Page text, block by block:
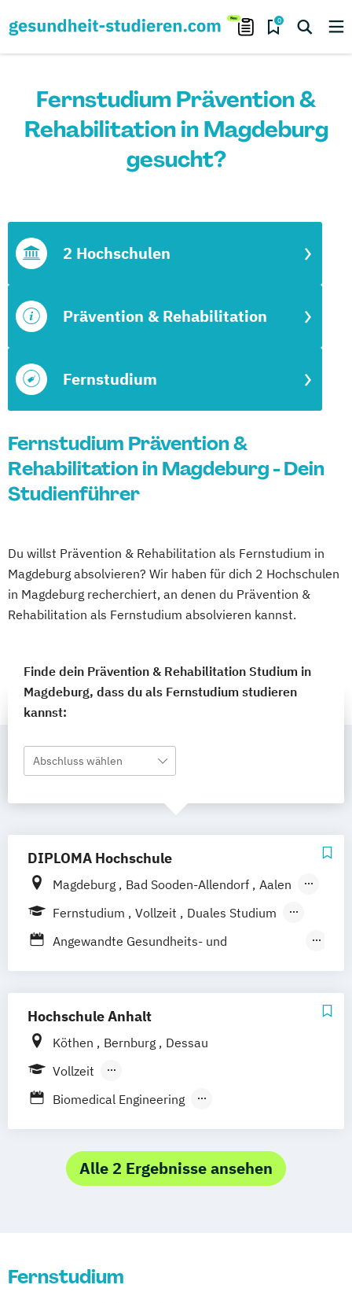
0
Fernstudium Prävention &
Rehabilitation in Magdeburg
gesucht?
Fernstudium
Prävention & Rehabilitation
2 Hochschulen
Fernstudium Prävention &
Rehabilitation in Magdeburg - Dein
Studienführer
Du willst Prävention & Rehabilitation als Fernstudium in
Magdeburg absolvieren? Wir haben für dich 2 Hochschulen
in Magdeburg recherchiert, an denen du Prävention &
Rehabilitation als Fernstudium absolvieren kannst.
Finde dein Prävention & Rehabilitation Studium in
Magdeburg, dass du als Fernstudium studieren
kannst:
Abschluss wählen
DIPLOMA Hochschule
Magdeburg Bad Sooden-Allendorf
Aalen
Baden-Baden
Berlin
Bonn
Heilbronn Kassel Leipzig
Mannheim
München Bochum Kaiserslautern
Wiesbaden Regenstauf Dresden
Hoyerswerda Ostfildern
Schwentinental / Kiel Stein / Nürnberg
Fernstudium Vollzeit
Duales Studium
Berufsbegleitendes Präsenzstudium
Angewandte Gesundheits- und
Frühpädagogik – Leitung und Management
Gesundheitsmanagement
Heil­pädagogik und Inklusive Pädagogik
Kindheitspädagogik
Komplementäre Heilverfahren in der
Schmerztherapie
Medical Fitness & Athletic Management
Hochschule Anhalt
Köthen Bernburg
Dessau
Vollzeit
Berufsbegleitendes Präsenzstudium
Biomedical Engineering
Physician Assistance Ökotrophologie
Alle 2 Ergebnisse ansehen
Fernstudium